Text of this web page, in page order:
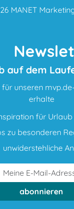
MANET
auf dem
für unseren
erhalte
für Urlaub
zu besonderen
unwiderstehliche
abonnieren